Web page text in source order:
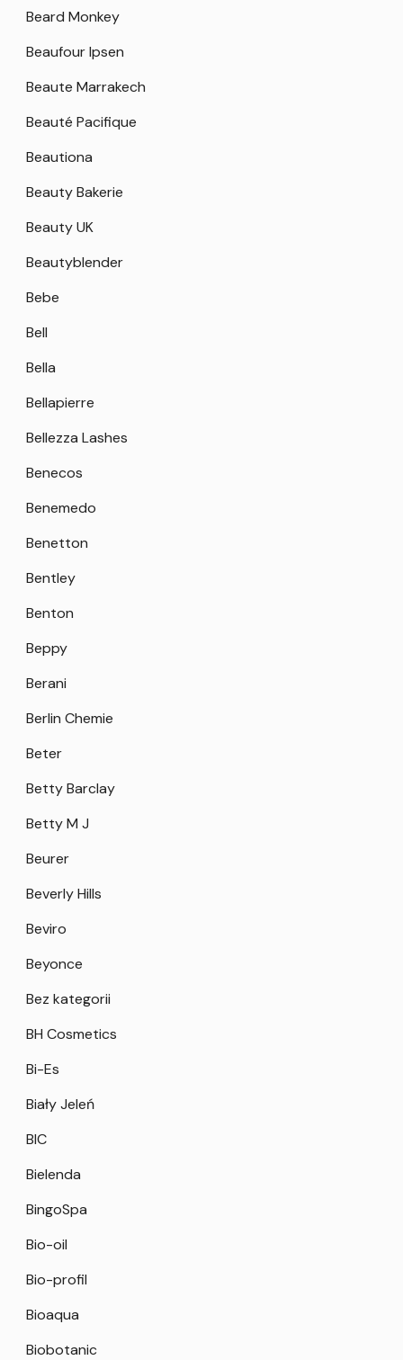
Beard Monkey
Beaufour Ipsen
Beaute Marrakech
Beauté Pacifique
Beautiona
Beauty Bakerie
Beauty UK
Beautyblender
Bebe
Bell
Bella
Bellapierre
Bellezza Lashes
Benecos
Benemedo
Benetton
Bentley
Benton
Beppy
Berani
Berlin Chemie
Beter
Betty Barclay
Betty M J
Beurer
Beverly Hills
Beviro
Beyonce
Bez kategorii
BH Cosmetics
Bi-Es
Biały Jeleń
BIC
Bielenda
BingoSpa
Bio-oil
Bio-profil
Bioaqua
Biobotanic